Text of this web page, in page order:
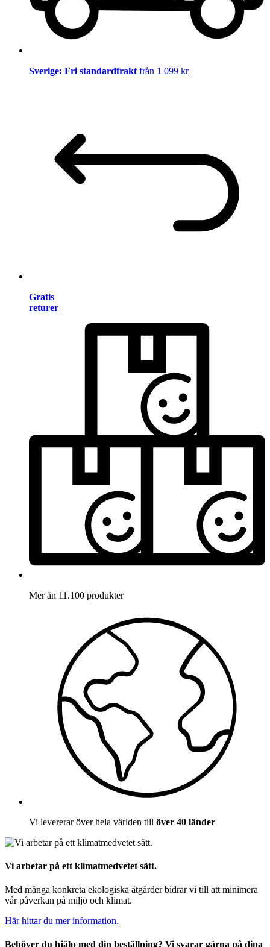
Sverige: Fri standardfrakt från 1 099 kr
Gratis
returer
Mer än 11.100 produkter
Vi levererar över hela världen till över 40 länder
Vi arbetar på ett klimatmedvetet sätt.
Med många konkreta ekologiska åtgärder bidrar vi till att minimera
vår påverkan på miljö och klimat.
Här hittar du mer information.
Behöver du hjälp med din beställning? Vi svarar gärna på dina